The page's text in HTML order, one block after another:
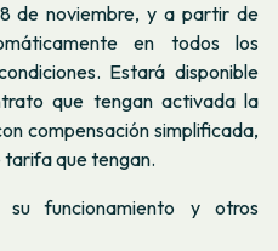
de noviembre, y a partir de
en todos los
Estará disponible
que tengan activada la
compensación simplificada,
tarifa que tengan.
su funcionamiento y otros